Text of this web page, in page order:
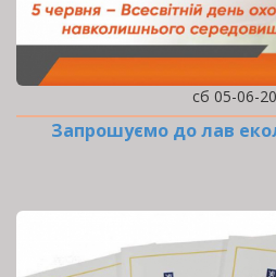
сб 05-06-
Запрошуємо до лав